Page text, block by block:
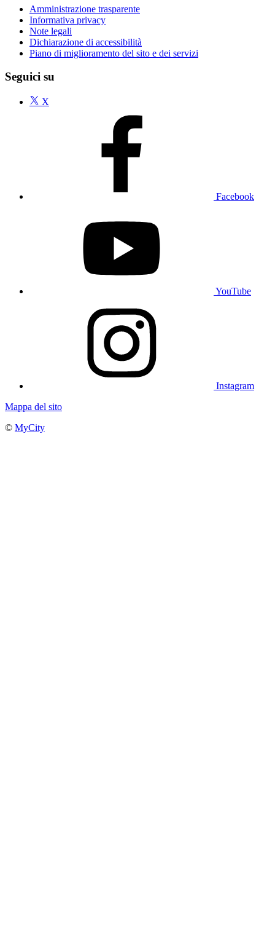
Amministrazione trasparente
Informativa privacy
Note legali
Dichiarazione di accessibilità
Piano di miglioramento del sito e dei servizi
Seguici su
X
Facebook
YouTube
Instagram
Mappa del sito
© MyCity